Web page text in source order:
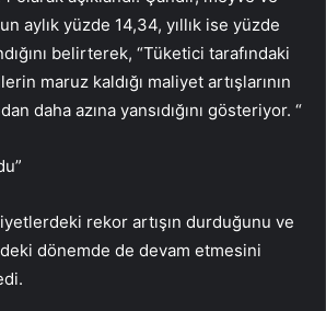
aylık yüzde 14,34, yıllık ise yüzde
belirterek, “Tüketici tarafındaki
maruz kaldığı maliyet artışlarının
daha azına yansıdığını gösteriyor. “
rekor artışın durduğunu ve
dönemde de devam etmesini